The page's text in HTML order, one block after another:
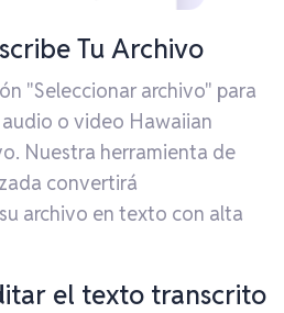
Tu Archivo
"Seleccionar archivo" para
o video Hawaiian
Nuestra herramienta de
convertirá
archivo en texto con alta
el texto transcrito